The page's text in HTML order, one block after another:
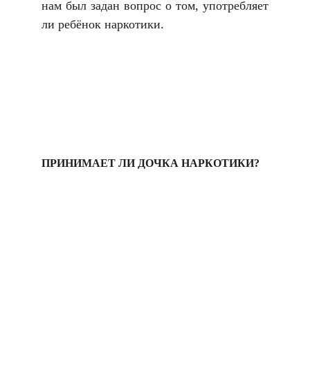
нам был задан вопрос о том, употребляет
ли ребёнок наркотики.
ПРИНИМАЕТ ЛИ ДОЧКА НАРКОТИКИ?